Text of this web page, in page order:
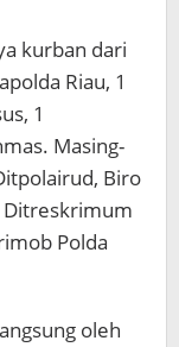
kurban dari
Riau, 1
1
Masing-
Biro
Ditreskrimum
Polda
oleh